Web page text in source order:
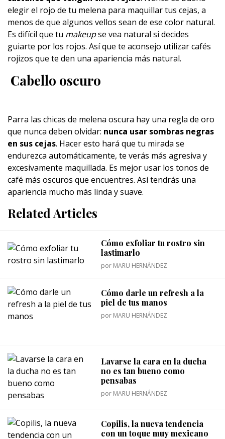
elegir el rojo de tu melena para maquillar tus cejas, a
menos de que algunos vellos sean de ese color natural.
Es difícil que tu makeupse vea natural si decides
guiarte por los rojos. Así que te aconsejo utilizar cafés
rojizos que te den una apariencia más natural.
Cabello oscuro
Parra las chicas de melena oscura hay una regla de oro
que nunca deben olvidar: nunca usar sombras negras
en sus cejas. Hacer esto hará que tu mirada se
endurezca automáticamente, te verás más agresiva y
excesivamente maquillada. Es mejor usar los tonos de
café más oscuros que encuentres. Así tendrás una
apariencia mucho más linda y suave.
Related Articles
Cómo exfoliar tu rostro sin
lastimarlo
por MARU HERNÁNDEZ
Cómo darle un refresh a la
piel de tus manos
por MARU HERNÁNDEZ
Lavarse la cara en la ducha
no es tan bueno como
pensabas
por MARU HERNÁNDEZ
Copilis, la nueva tendencia
con un toque muy mexicano